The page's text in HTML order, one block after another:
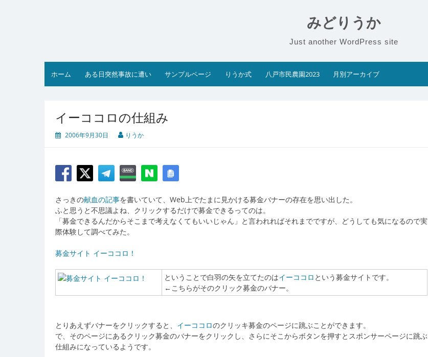
みどりうか
Just another WordPress site
ホーム ある日突然事故に遭い サンプルページ りうか式 八戸市民農園2023 月別アーカイブ
イーココロの仕組み
2006年9月30日 りうか
さっきの献血の記事を書いていて、Web上でたまに見かける募金バナーの存在を思い出した。
ふと思うと不思議よね、クリックするだけで募金できるってのは。
「募金できるんだからそこまで考えなくてもいいじゃん」と言われればそれまでですが、どうしても気になるので実
際体験して調べてみた。
募金サイト イーココロ！
ということで白羽の矢を立てたのはイーココロ という募金サイトです。
←こちらがそのクリック募金のバナー。
とりあえずバナーをクリックすると、 イーココロのクリッキ募金のページに跳ぶことができます。
で、そのページにあるクリック募金のバナーをクリックし、さらにそこからボタンを押すとスポンサーページに跳ぶ
仕組みになっているようです。